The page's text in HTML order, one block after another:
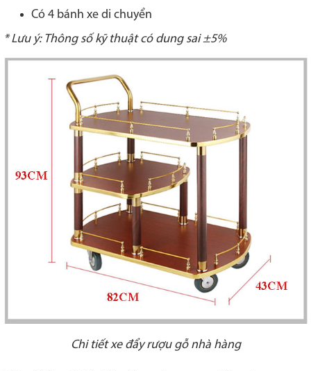
Có 4 bánh xe di chuyển
* Lưu ý: Thông số kỹ thuật có dung sai ±5%
Chi tiết xe đẩy rượu gỗ nhà hàng